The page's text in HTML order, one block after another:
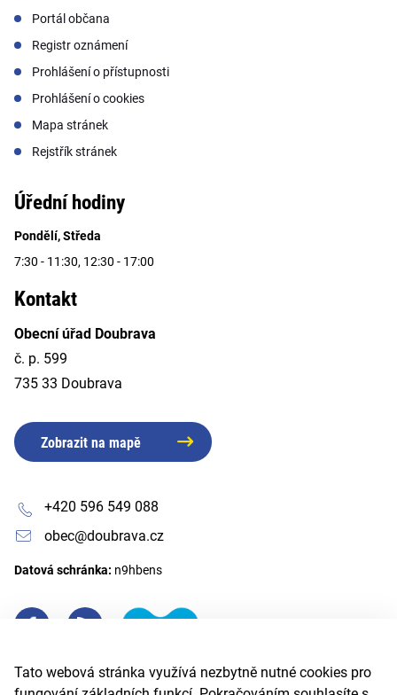
Tato webová stránka využívá nezbytně nutné cookies pro
Portál občana
Registr oznámení
Prohlášení o přístupnosti
Prohlášení o cookies
Mapa stránek
Rejstřík stránek
Úřední hodiny
Pondělí, Středa
7:30 - 11:30, 12:30 - 17:00
Kontakt
Obecní úřad Doubrava
č. p. 599
735 33 Doubrava
Zobrazit na mapě
+420 596 549 088
obec@doubrava.cz
Datová schránka: n9hbens